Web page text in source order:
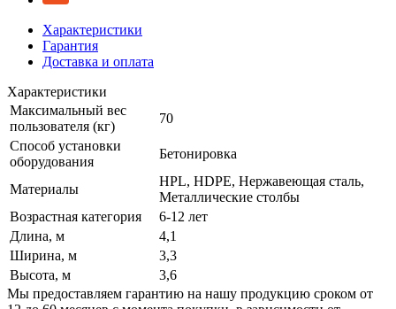
Характеристики
Гарантия
Доставка и оплата
Характеристики
Максимальный вес
пользователя (кг)
70
Способ установки
оборудования
Бетонировка
Материалы
HPL, HDPE, Нержавеющая сталь,
Металлические столбы
Возрастная категория
6-12 лет
Длина, м
4,1
Ширина, м
3,3
Высота, м
3,6
Мы предоставляем гарантию на нашу продукцию сроком от